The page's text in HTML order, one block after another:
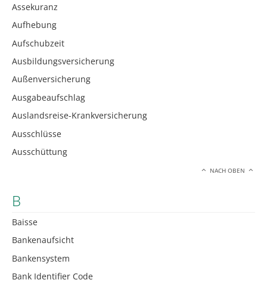
Assekuranz
Aufhebung
Aufschubzeit
Ausbildungsversicherung
Außenversicherung
Ausgabeaufschlag
Auslandsreise-Krankversicherung
Ausschlüsse
Ausschüttung
NACH OBEN
B
Baisse
Bankenaufsicht
Bankensystem
Bank Identifier Code